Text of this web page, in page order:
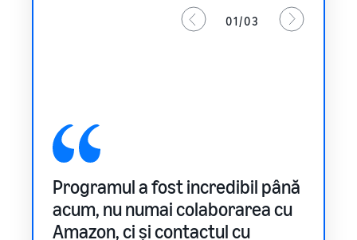
01/03
Programul a fost incredibil până
acum, nu numai colaborarea cu
Amazon, ci și contactul cu